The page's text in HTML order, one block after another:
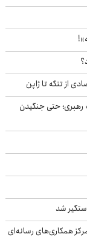
از تنگه تا ژاپن
رهبری؛ حتی جنگیدن
شد
همکاری‌های رسانه‌ای